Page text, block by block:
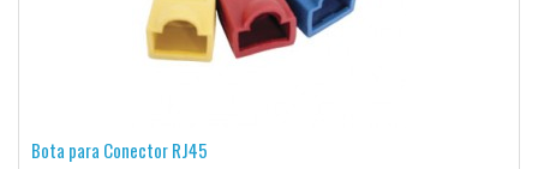
Bota para Conector RJ45